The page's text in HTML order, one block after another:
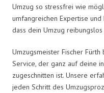
Umzug so stressfrei wie
umfangreichen Expertise
dass dein Umzug
Umzugsmeister Fischer
Service, der ganz auf deine
zugeschnitten ist. Unsere
jeden Schritt des